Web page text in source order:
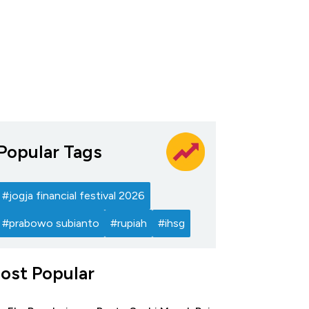
Tags
#jogja financial festival 2026
#prabowo subianto #rupiah #ihsg
Popular